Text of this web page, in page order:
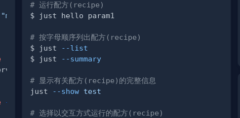
"mismatch" }
{
# 运行配方(recipe)
# 按字母顺序列出配方(recipe)
$ just
--list
$ just
--summary
# 显示有关配方(recipe)的完整信息
just
--show test
# 选择以交互方式运行的配方(recipe)